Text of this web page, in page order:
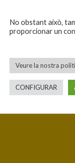
No obstant això,
proporcionar un
Veure la nostra
CONFIGURAR